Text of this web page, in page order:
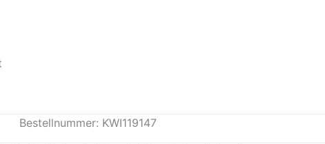
Bestellnummer: KWI119147